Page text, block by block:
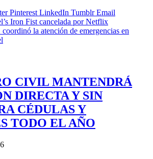
Pinterest LinkedIn Tumblr Email
Iron Fist cancelada por Netflix
la atención de emergencias en
CIVIL MANTENDRÁ
DIRECTA Y SIN
CÉDULAS Y
TODO EL AÑO